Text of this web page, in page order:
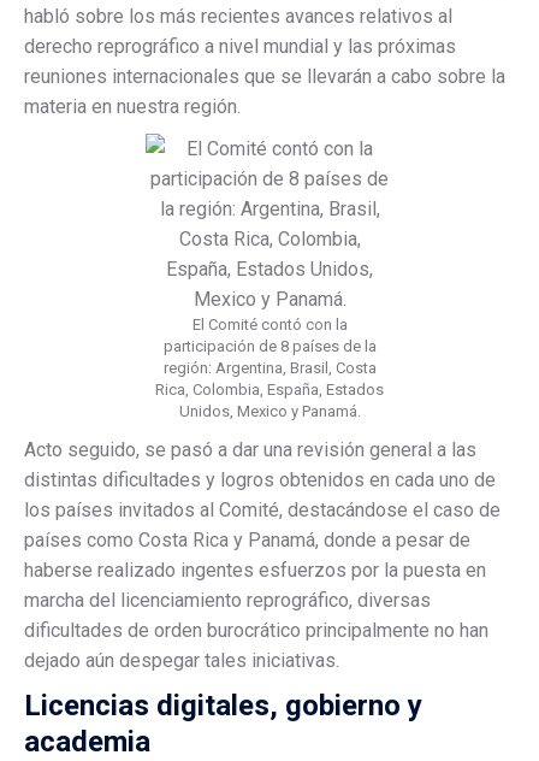
habló sobre los más recientes avances relativos al
derecho reprográfico a nivel mundial y las próximas
reuniones internacionales que se llevarán a cabo sobre la
materia en nuestra región.
El Comité contó con la
participación de 8 países de la
región: Argentina, Brasil, Costa
Rica, Colombia, España, Estados
Unidos, Mexico y Panamá.
Acto seguido, se pasó a dar una revisión general a las
distintas dificultades y logros obtenidos en cada uno de
los países invitados al Comité, destacándose el caso de
países como Costa Rica y Panamá, donde a pesar de
haberse realizado ingentes esfuerzos por la puesta en
marcha del licenciamiento reprográfico, diversas
dificultades de orden burocrático principalmente no han
dejado aún despegar tales iniciativas.
Licencias digitales, gobierno y
academia